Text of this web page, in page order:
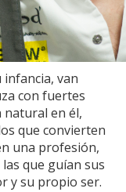
infancia, van
con fuertes
natural en él,
que convierten
una profesión,
que guían sus
y su propio ser.